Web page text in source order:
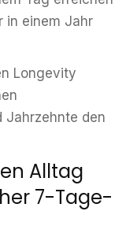
in einem Jahr
Longevity
Jahrzehnte den
Alltag
7-Tage-